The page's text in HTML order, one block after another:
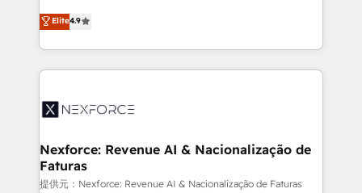
technical know-how and strategic guidance you
need to succeed.
Elite Partner. With 500+ projects across the U.S.,
Brazil, and LATAM, we combine global expertise with
regional experience. Today, we are Brazil’s largest
HubSpot Elite Partner—trusted by companies across
Implementation & Migration Onboarding across all
Station, Freshdesk, Intercom, and more. Custom
objects, automations, and integrations built for
growth. 🚀 AI-Driven GTM Orchestration Unify
Elite4.9
Nexforce: Revenue AI & Nacionalização de
Faturas
提供元：Nexforce: Revenue AI & Nacionalização de Faturas